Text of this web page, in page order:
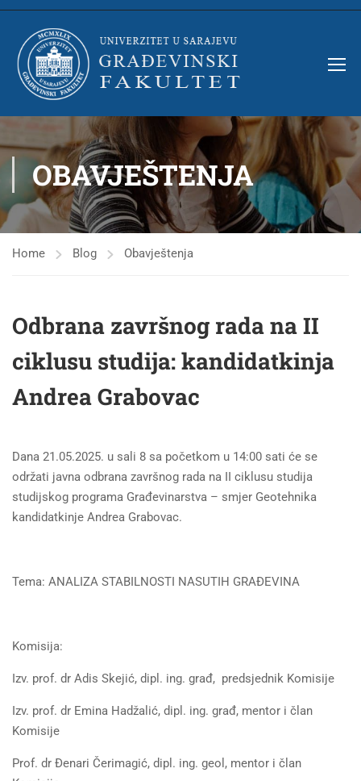
OBAVJEŠTENJA
Home Blog Obavještenja
Odbrana završnog rada na II
ciklusu studija: kandidatkinja
Andrea Grabovac
Dana 21.05.2025. u sali 8 sa početkom u 14:00 sati će se
održati javna odbrana završnog rada na II ciklusu studija
studijskog programa Građevinarstva – smjer Geotehnika
kandidatkinje Andrea Grabovac.
Tema: ANALIZA STABILNOSTI NASUTIH GRAĐEVINA
Komisija:
Izv. prof. dr Adis Skejić, dipl. ing. građ, predsjednik Komisije
Izv. prof. dr Emina Hadžalić, dipl. ing. građ, mentor i član
Komisije
Prof. dr Đenari Čerimagić, dipl. ing. geol, mentor i član